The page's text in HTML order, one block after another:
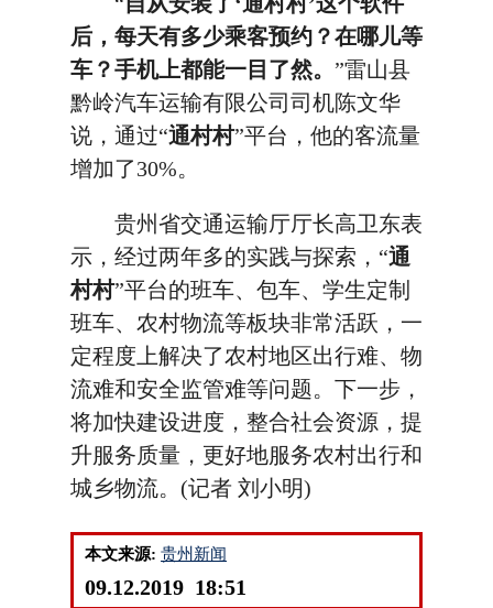
后，每天有多少乘客预约？在哪儿等
车？手机上都能一目了然。 ”雷山县
黔岭汽车运输有限公司司机陈文华
说，通过“通村村”平台，他的客流量
增加了30%。
贵州省交通运输厅厅长高卫东表
示，经过两年多的实践与探索，“通
村村”平台的班车、包车、学生定制
班车、农村物流等板块非常活跃，一
定程度上解决了农村地区出行难、物
流难和安全监管难等问题。下一步，
将加快建设进度，整合社会资源，提
升服务质量，更好地服务农村出行和
城乡物流。(记者 刘小明)
本文来源: 贵州新闻
09.12.2019 18:51